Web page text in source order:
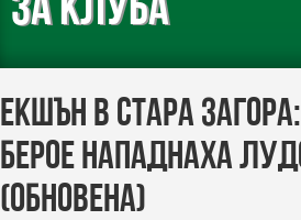
ЕКШЪН В СТАРА
БЕРОЕ НАПАДНАХА
(ОБНОВЕНА)